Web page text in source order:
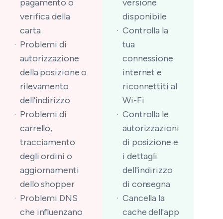
pagamento o
verifica della
carta
Problemi di
autorizzazione
della posizione o
rilevamento
dell'indirizzo
Problemi di
carrello,
tracciamento
degli ordini o
aggiornamenti
dello shopper
Problemi DNS
che influenzano
versione
disponibile
Controlla la
tua
connessione
internet e
riconnettiti al
Wi-Fi
Controlla le
autorizzazioni
di posizione e
i dettagli
dell'indirizzo
di consegna
Cancella la
cache dell'app